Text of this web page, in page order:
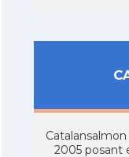
2005 posant